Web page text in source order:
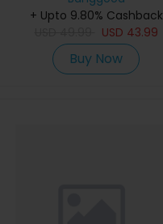
+ Upto 9.80% Cashback
USD 43.99
Buy Now